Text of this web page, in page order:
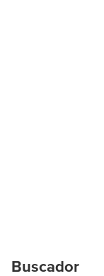
Buscador